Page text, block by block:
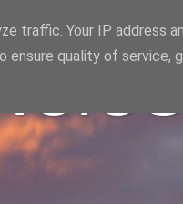
traffic. Your IP address
ensure quality of service,